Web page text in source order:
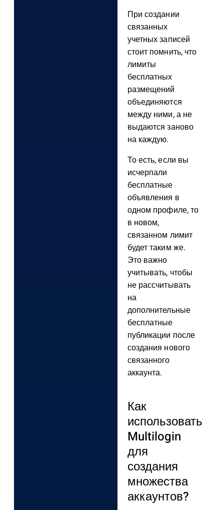
При создании
связанных
учетных записей
стоит помнить, что
лимиты
бесплатных
размещений
объединяются
между ними, а не
выдаются заново
на каждую.
То есть, если вы
исчерпали
бесплатные
объявления в
одном профиле, то
в новом,
связанном лимит
будет таким же.
Это важно
учитывать, чтобы
не рассчитывать
на
дополнительные
бесплатные
публикации после
создания нового
связанного
аккаунта.
Как
использовать
Multilogin
для
создания
множества
аккаунтов?